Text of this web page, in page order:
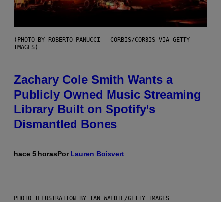
(PHOTO BY ROBERTO PANUCCI – CORBIS/CORBIS VIA GETTY
IMAGES)
Zachary Cole Smith Wants a
Publicly Owned Music Streaming
Library Built on Spotify’s
Dismantled Bones
hace 5 horasPor Lauren Boisvert
PHOTO ILLUSTRATION BY IAN WALDIE/GETTY IMAGES